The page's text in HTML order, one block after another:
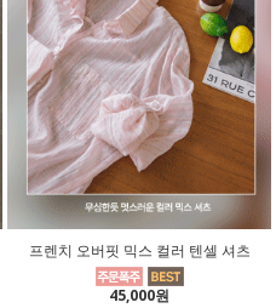
프렌치 오버핏 믹스 컬러 텐셀 셔츠
45,000원